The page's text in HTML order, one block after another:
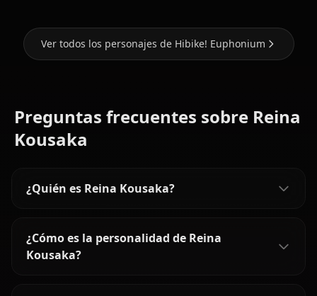
Ver todos los personajes de Hibike! Euphonium
Preguntas frecuentes sobre Reina
Kousaka
¿Quién es Reina Kousaka?
¿Cómo es la personalidad de Reina
Kousaka?